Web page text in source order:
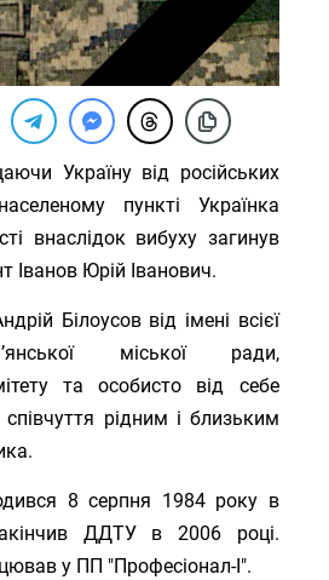
Україну від російських
пункті Українка
внаслідок вибуху загинув
Іванов Юрій Іванович.
Білоусов від імені всієї
міської ради,
та особисто від себе
співчуття рідним і близьким
8 серпня 1984 року в
ДДТУ в 2006 році.
у ПП "Професіонал-І".